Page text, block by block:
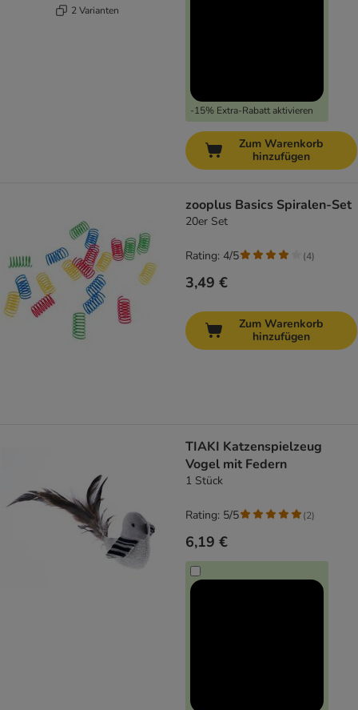
2 Varianten
-15% Extra-Rabatt aktivieren
Zum Warenkorb
hinzufügen
zooplus Basics Spiralen-Set
20er Set
3,49 €
Rating: 4/5 (4)
Zum Warenkorb
hinzufügen
TIAKI Katzenspielzeug
Vogel mit Federn
1 Stück
6,19 €
Rating: 5/5 (2)